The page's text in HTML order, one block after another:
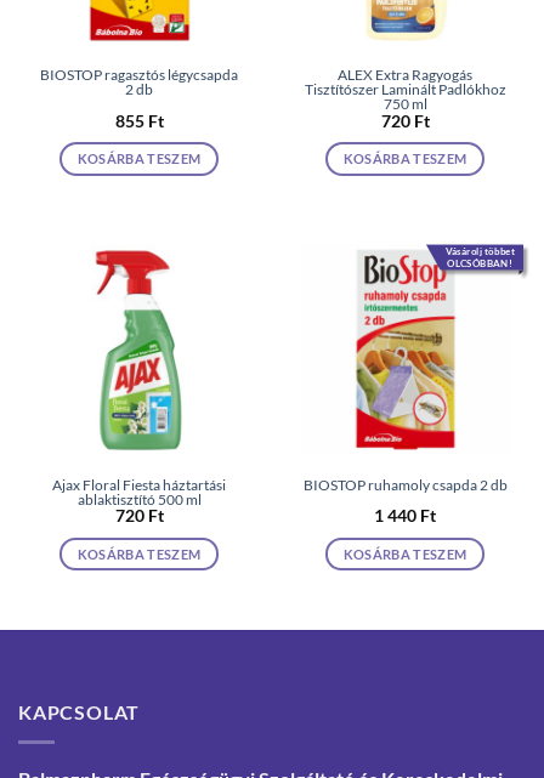
BIOSTOP ragasztós légycsapda
2 db
855 Ft
KOSÁRBA TESZEM
ALEX Extra Ragyogás
Tisztítószer Laminált Padlókhoz
750 ml
720 Ft
KOSÁRBA TESZEM
Ajax Floral Fiesta háztartási
ablaktisztító 500 ml
720 Ft
KOSÁRBA TESZEM
Vásárolj többet
OLCSÓBBAN!
BIOSTOP ruhamoly csapda 2 db
1 440 Ft
KOSÁRBA TESZEM
KAPCSOLAT